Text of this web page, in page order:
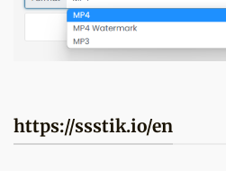
https://ssstik.io/en